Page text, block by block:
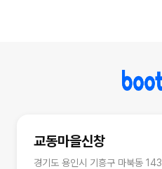
교동마을신창
경기도 용인시 기흥구 마북동 143